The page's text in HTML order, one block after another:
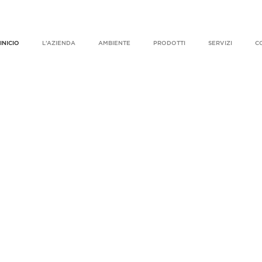
INICIO L’AZIENDA AMBIENTE PRODOTTI SERVIZI